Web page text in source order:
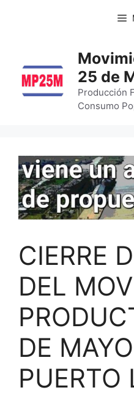
25 de
Producción
Consumo
CIERRE
DEL
DE
PUERTO